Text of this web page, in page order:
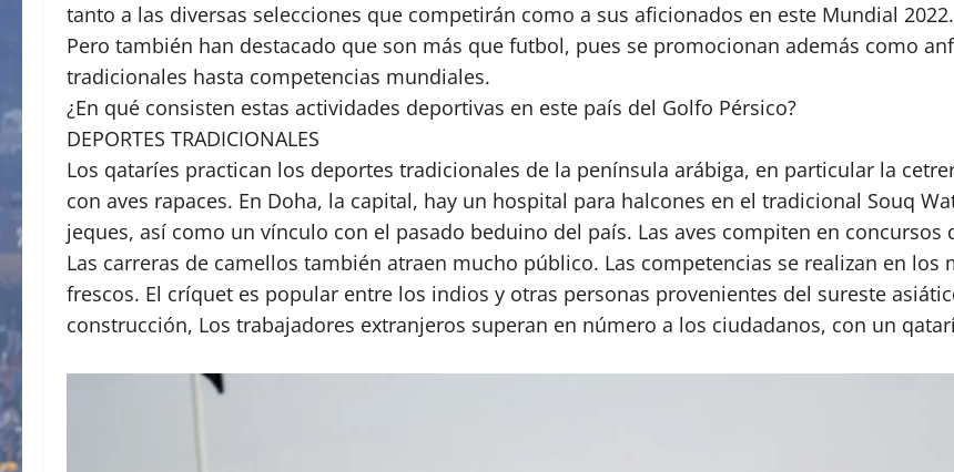
tanto a las diversas selecciones que competirán como a sus aficionados en este Mundial 2022.
Pero también han destacado que son más que futbol, pues se promocionan además como
tradicionales hasta competencias mundiales.
¿En qué consisten estas actividades deportivas en este país del Golfo Pérsico?
DEPORTES TRADICIONALES
Los qataríes practican los deportes tradicionales de la península arábiga, en particular la
con aves rapaces. En Doha, la capital, hay un hospital para halcones en el tradicional Souq
jeques, así como un vínculo con el pasado beduino del país. Las aves compiten en concursos
Las carreras de camellos también atraen mucho público. Las competencias se realizan en
frescos. El críquet es popular entre los indios y otras personas provenientes del sureste
construcción, Los trabajadores extranjeros superan en número a los ciudadanos, con un